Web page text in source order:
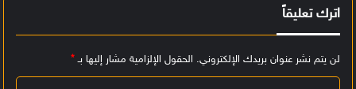
اترك تعليقاً
لن يتم نشر عنوان بريدك الإلكتروني. الحقول الإلزامية مشار إليها بـ*